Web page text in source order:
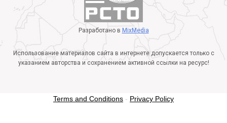
Разработано в MixMedia
Использование материалов сайта в интернете допускается только с
указанием авторства и сохранением активной ссылки на ресурс!
Terms and Conditions - Privacy Policy